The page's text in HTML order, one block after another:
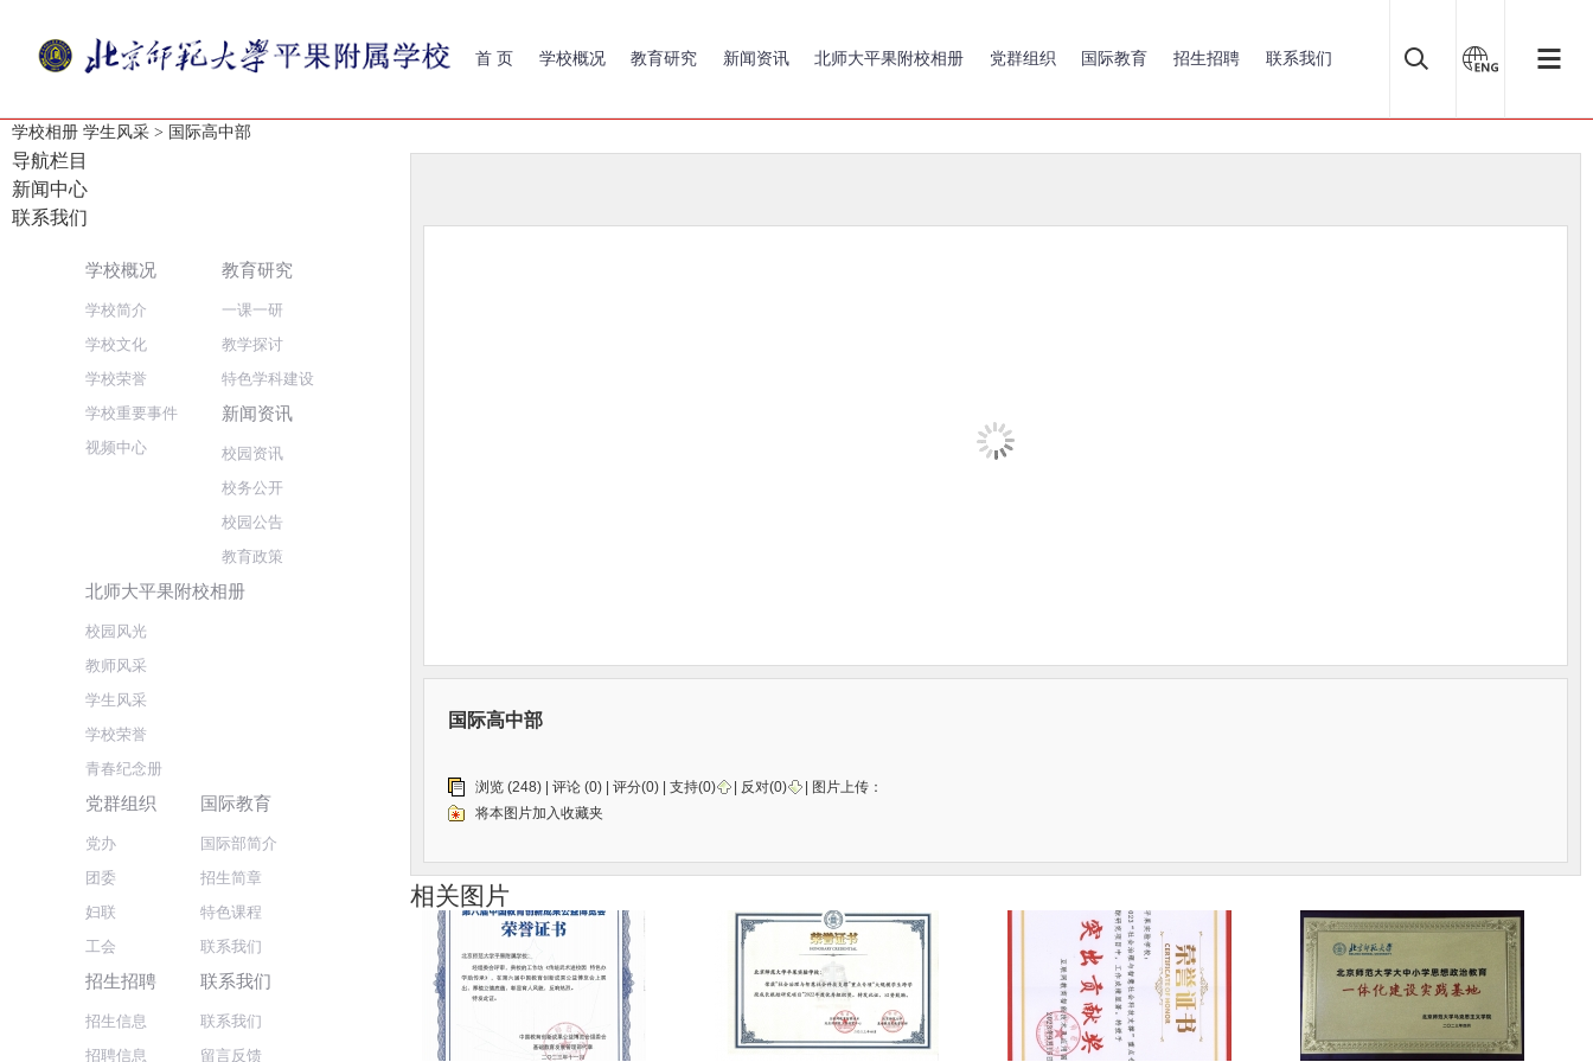
首 页 学校概况 教育研究 新闻资讯 北师大平果附校相册 党群组织 国际教育 招生招聘 联系我们
学校相册 学生风采 > 国际高中部
国际高中部
浏览 (248) | 评论 (0) | 评分(0) | 支持(0) 反对(0)
| 图片上传：
将本图片加入收藏夹
相关图片
导航栏目
新闻中心
联系我们
学校概况
学校简介
学校文化
学校荣誉
学校重要事件
视频中心
教育研究
一课一研
教学探讨
特色学科建设
新闻资讯
校园资讯
校务公开
校园公告
教育政策
北师大平果附校相册
校园风光
教师风采
学生风采
学校荣誉
青春纪念册
党群组织
党办
团委
妇联
工会
国际教育
国际部简介
招生简章
特色课程
联系我们
招生招聘
招生信息
招聘信息
联系我们
联系我们
留言反馈